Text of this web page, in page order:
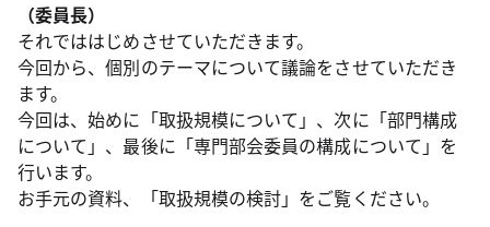
（委員長）
それでははじめさせていただきます。
今回から、個別のテーマについて議論をさせていただき
ます。
今回は、始めに「取扱規模について」、次に「部門構成
について」、最後に「専門部会委員の構成について」を
行います。
お手元の資料、「取扱規模の検討」をご覧ください。